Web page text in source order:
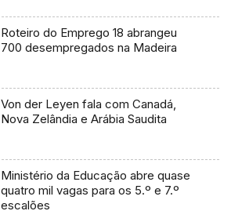
Roteiro do Emprego 18 abrangeu
700 desempregados na Madeira
Von der Leyen fala com Canadá,
Nova Zelândia e Arábia Saudita
Ministério da Educação abre quase
quatro mil vagas para os 5.º e 7.º
escalões